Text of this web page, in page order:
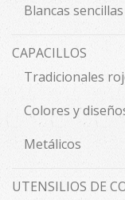
Blancas sencillas
CAPACILLOS
Tradicionales
Colores y
Metálicos
UTENSILIOS DE